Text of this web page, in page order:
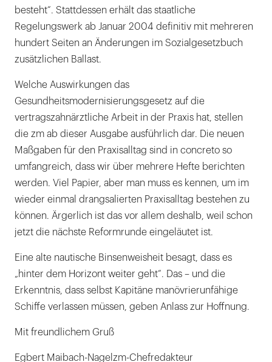
besteht“. Stattdessen erhält das staatliche
Regelungswerk ab Januar 2004 definitiv mit mehreren
hundert Seiten an Änderungen im Sozialgesetzbuch
zusätzlichen Ballast.
Welche Auswirkungen das
Gesundheitsmodernisierungsgesetz auf die
vertragszahnärztliche Arbeit in der Praxis hat, stellen
die zm ab dieser Ausgabe ausführlich dar. Die neuen
Maßgaben für den Praxisalltag sind in concreto so
umfangreich, dass wir über mehrere Hefte berichten
werden. Viel Papier, aber man muss es kennen, um im
wieder einmal drangsalierten Praxisalltag bestehen zu
können. Ärgerlich ist das vor allem deshalb, weil schon
jetzt die nächste Reformrunde eingeläutet ist.
Eine alte nautische Binsenweisheit besagt, dass es
„hinter dem Horizont weiter geht“. Das – und die
Erkenntnis, dass selbst Kapitäne manövrierunfähige
Schiffe verlassen müssen, geben Anlass zur Hoffnung.
Mit freundlichem Gruß
Egbert Maibach-Nagelzm-Chefredakteur